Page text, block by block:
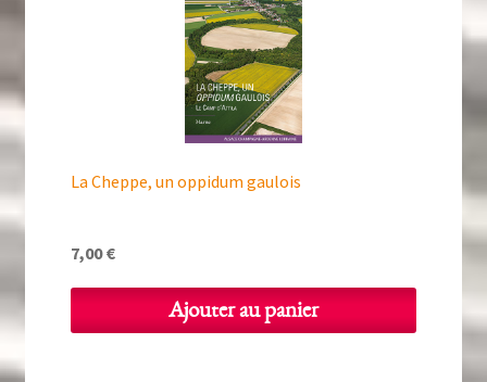
La Cheppe, un oppidum gaulois
7,00€
Ajouter au panier